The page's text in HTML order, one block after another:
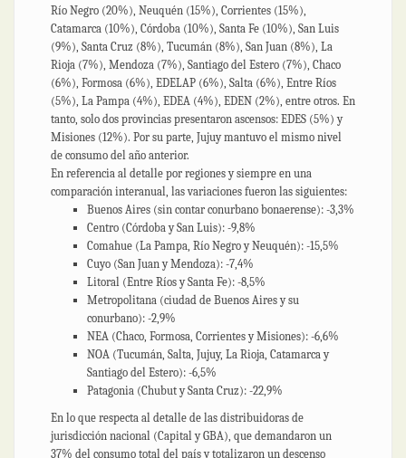
Río Negro (20%), Neuquén (15%), Corrientes (15%),
Catamarca (10%), Córdoba (10%), Santa Fe (10%), San Luis
(9%), Santa Cruz (8%), Tucumán (8%), San Juan (8%), La
Rioja (7%), Mendoza (7%), Santiago del Estero (7%), Chaco
(6%), Formosa (6%), EDELAP (6%), Salta (6%), Entre Ríos
(5%), La Pampa (4%), EDEA (4%), EDEN (2%), entre otros. En
tanto, solo dos provincias presentaron ascensos: EDES (5%) y
Misiones (12%). Por su parte, Jujuy mantuvo el mismo nivel
de consumo del año anterior.
En referencia al detalle por regiones y siempre en una
comparación interanual, las variaciones fueron las siguientes:
Buenos Aires (sin contar conurbano bonaerense): -3,3%
Centro (Córdoba y San Luis): -9,8%
Comahue (La Pampa, Río Negro y Neuquén): -15,5%
Cuyo (San Juan y Mendoza): -7,4%
Litoral (Entre Ríos y Santa Fe): -8,5%
Metropolitana (ciudad de Buenos Aires y su
conurbano): -2,9%
NEA (Chaco, Formosa, Corrientes y Misiones): -6,6%
NOA (Tucumán, Salta, Jujuy, La Rioja, Catamarca y
Santiago del Estero): -6,5%
Patagonia (Chubut y Santa Cruz): -22,9%
En lo que respecta al detalle de las distribuidoras de
jurisdicción nacional (Capital y GBA), que demandaron un
37% del consumo total del país y totalizaron un descenso